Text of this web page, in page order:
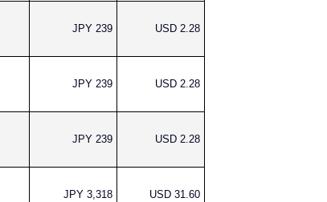
JPY 239 USD 2.28
JPY 239 USD 2.28
JPY 239 USD 2.28
JPY 3,318 USD 31.60